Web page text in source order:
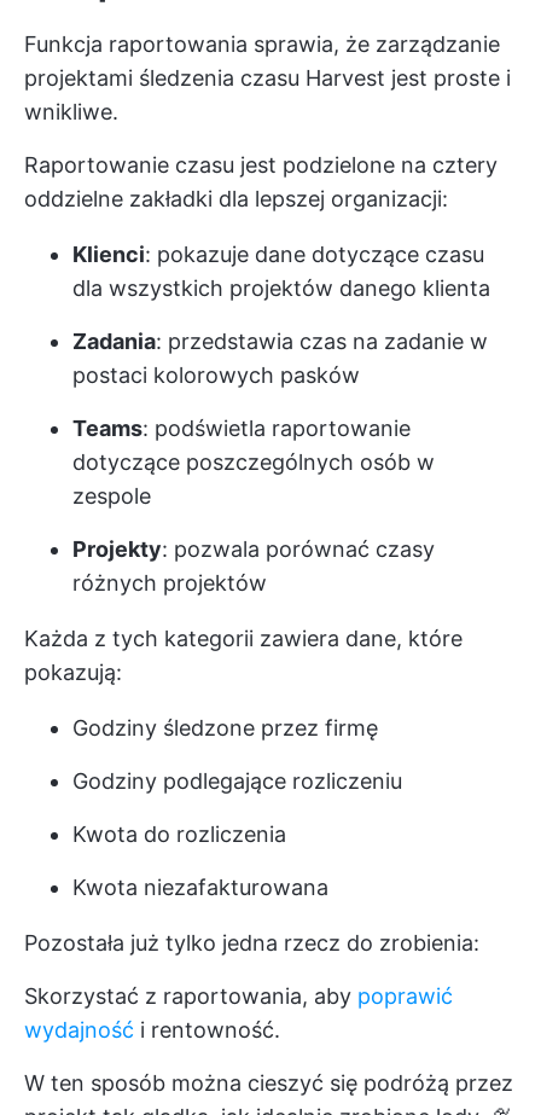
Funkcja raportowania sprawia, że zarządzanie
projektami śledzenia czasu Harvest jest proste i
wnikliwe.
Raportowanie czasu jest podzielone na cztery
oddzielne zakładki dla lepszej organizacji:
Klienci: pokazuje dane dotyczące czasu
dla wszystkich projektów danego klienta
Zadania: przedstawia czas na zadanie w
postaci kolorowych pasków
Teams: podświetla raportowanie
dotyczące poszczególnych osób w
zespole
Projekty: pozwala porównać czasy
różnych projektów
Każda z tych kategorii zawiera dane, które
pokazują:
Godziny śledzone przez firmę
Godziny podlegające rozliczeniu
Kwota do rozliczenia
Kwota niezafakturowana
Pozostała już tylko jedna rzecz do zrobienia:
Skorzystać z raportowania, aby poprawić
wydajność i rentowność.
W ten sposób można cieszyć się podróżą przez